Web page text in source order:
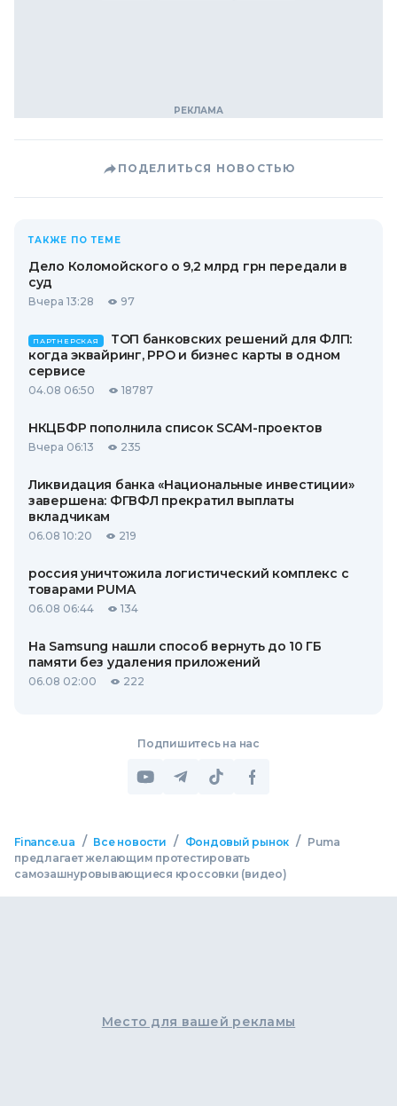
ПОДЕЛИТЬСЯ НОВОСТЬЮ
ТАКЖЕ ПО ТЕМЕ
Дело Коломойского о 9,2 млрд грн передали в
суд
Вчера 13:28 97
ПАРТНЕРСКАЯ
ТОП банковских решений для ФЛП:
когда эквайринг, РРО и бизнес карты в одном
сервисе
04.08 06:50 18787
НКЦБФР пополнила список SCAM-проектов
Вчера 06:13 235
Ликвидация банка «Национальные инвестиции»
завершена: ФГВФЛ прекратил выплаты
вкладчикам
06.08 10:20 219
россия уничтожила логистический комплекс с
товарами PUMA
06.08 06:44 134
На Samsung нашли способ вернуть до 10 ГБ
памяти без удаления приложений
06.08 02:00 222
Подпишитесь на нас
Finance.ua / Все новости / Фондовый рынок /
Puma
предлагает желающим протестировать
самозашнуровывающиеся кроссовки (видео)
Место для вашей рекламы